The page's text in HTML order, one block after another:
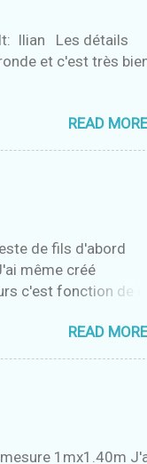
Ilian Les détails
et c'est très
READ
de fils d'abord
même créé
c'est fonction de
READ
1mx1.40m